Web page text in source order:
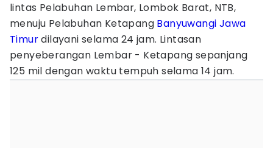
lintas Pelabuhan Lembar, Lombok Barat, NTB,
menuju Pelabuhan Ketapang Banyuwangi Jawa
Timurdilayani selama 24 jam. Lintasan
penyeberangan Lembar - Ketapang sepanjang
125 mil dengan waktu tempuh selama 14 jam.